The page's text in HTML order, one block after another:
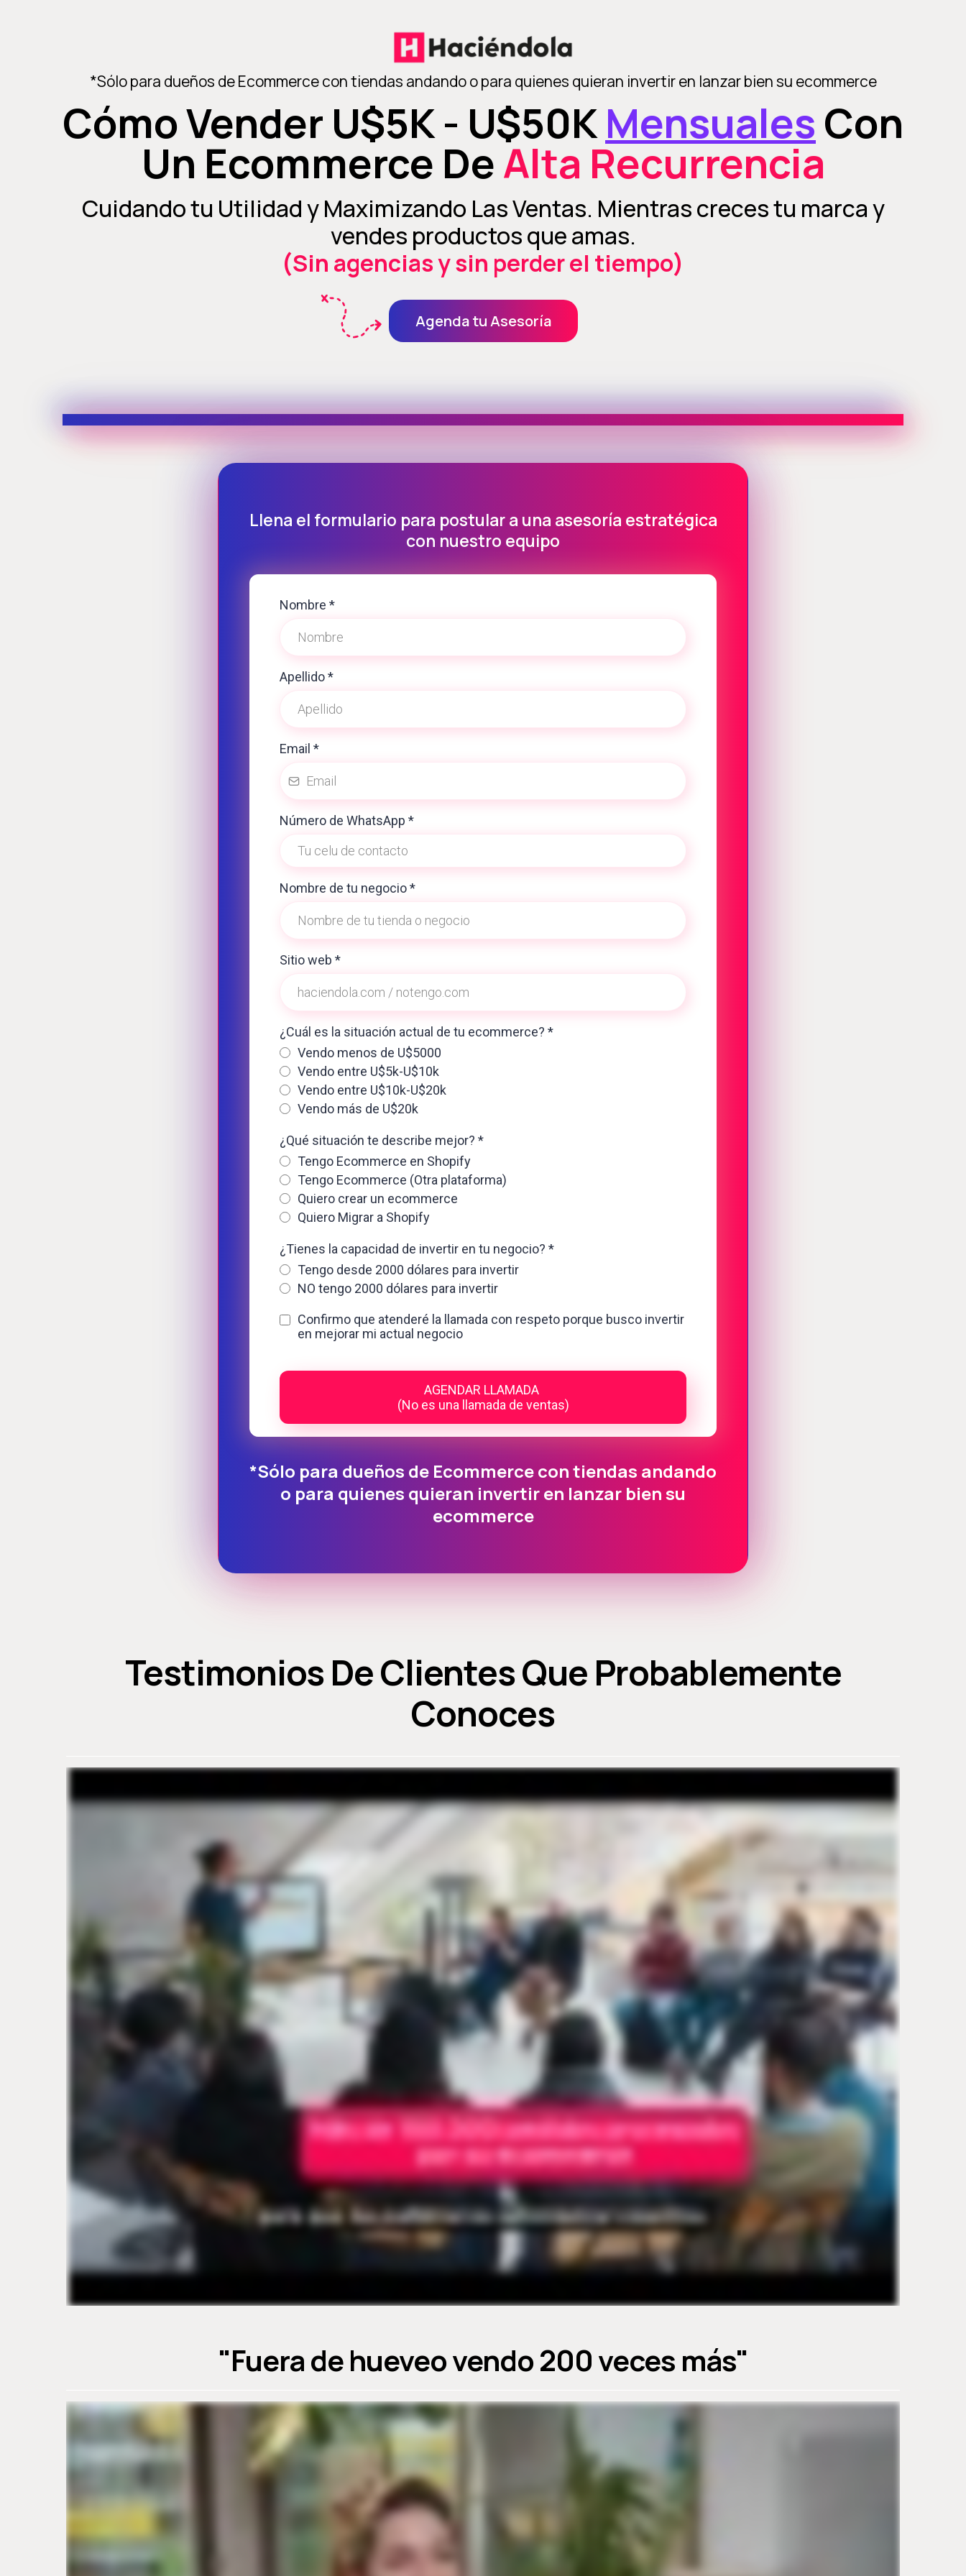
*Sólo para dueños de Ecommerce con tiendas andando o para quienes quieran invertir en lanzar bien su ecommerce
Cómo Vender U$5K - U$50KMensualesCon
Un Ecommerce DeAlta Recurrencia
Cuidando tu Utilidad y Maximizando Las Ventas. Mientras creces tu marca y
vendes productos que amas.
(Sin agencias y sin perder el tiempo)
Agenda tu Asesoría
Llena el formulario para postular a una asesoría estratégica
con nuestro equipo
Nombre *
Apellido*
Email *
Número de WhatsApp *
Nombre de tu negocio*
Sitio web *
¿Cuál es la situación actual de tu ecommerce? *
Vendo menos de U$5000
Vendo entre U$5k-U$10k
Vendo entre U$10k-U$20k
Vendo más de U$20k
¿Qué situación te describe mejor? *
Tengo Ecommerce en Shopify
Tengo Ecommerce (Otra plataforma)
Quiero crear un ecommerce
Quiero Migrar a Shopify
¿Tienes la capacidad de invertir en tu negocio? *
Tengo desde 2000 dólares para invertir
NO tengo 2000 dólares para invertir
Confirmo que atenderé la llamada con respeto porque busco invertir
en mejorar mi actual negocio
AGENDAR LLAMADA
(No es una llamada de ventas)
*Sólo para dueños de Ecommerce con tiendas andando
o para quienes quieran invertir en lanzar bien su
ecommerce
Testimonios De Clientes Que Probablemente
Conoces
"Fuera de hueveo vendo 200 veces más"